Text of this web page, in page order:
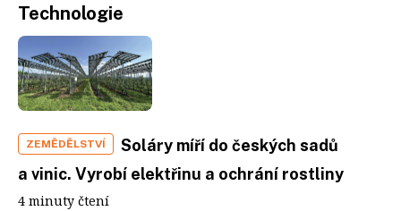
Technologie
ZEMĚDĚLSTVÍ
Soláry míří do českých sadů
a vinic. Vyrobí elektřinu a ochrání rostliny
4 minuty čtení